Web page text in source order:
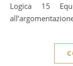
Logica 15